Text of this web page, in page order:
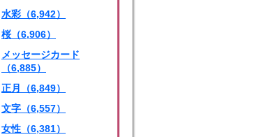
水彩（6,942）
桜（6,906）
メッセージカード
（6,885）
正月（6,849）
文字（6,557）
女性（6,381）